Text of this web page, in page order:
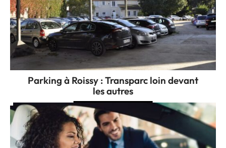
Parking à Roissy : Transparc loin devant
les autres